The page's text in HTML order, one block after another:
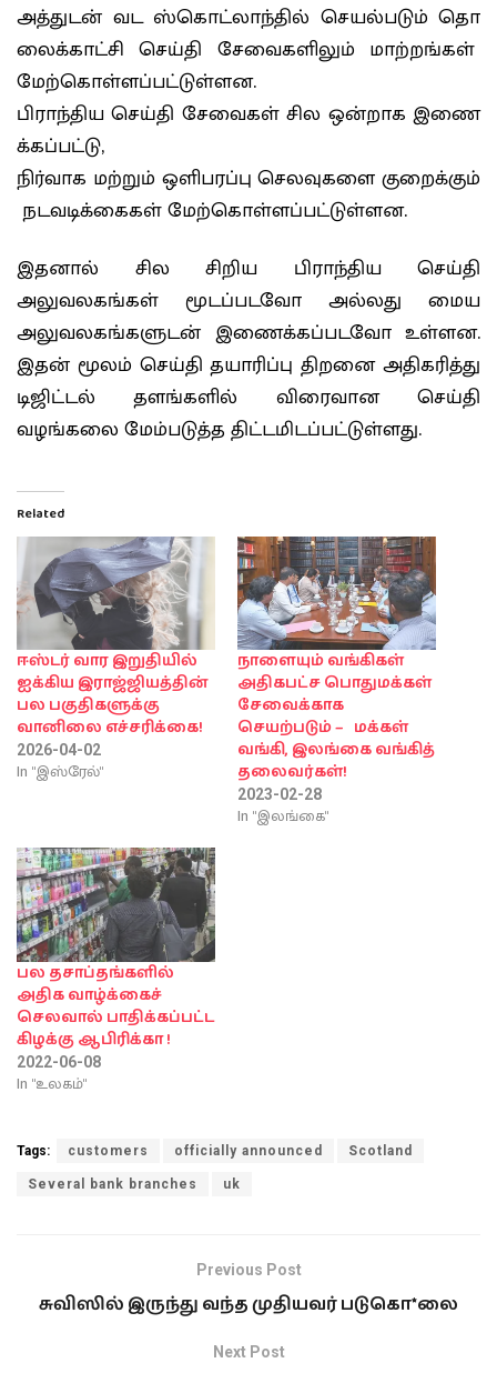
அத்துடன் வட ஸ்கொட்லாந்தில் செயல்படும் தொ
லைக்காட்சி செய்தி சேவைகளிலும் மாற்றங்கள்
மேற்கொள்ளப்பட்டுள்ளன.
பிராந்திய செய்தி சேவைகள் சில ஒன்றாக இணை
க்கப்பட்டு,
நிர்வாக மற்றும் ஒளிபரப்பு செலவுகளை குறைக்கும்
நடவடிக்கைகள் மேற்கொள்ளப்பட்டுள்ளன.
இதனால் சில சிறிய பிராந்திய செய்தி
அலுவலகங்கள் மூடப்படவோ அல்லது மைய
அலுவலகங்களுடன் இணைக்கப்படவோ உள்ளன.
இதன் மூலம் செய்தி தயாரிப்பு திறனை அதிகரித்து
டிஜிட்டல் தளங்களில் விரைவான செய்தி
வழங்கலை மேம்படுத்த திட்டமிடப்பட்டுள்ளது.
Related
ஈஸ்டர் வார இறுதியில்
ஐக்கிய இராஜ்ஜியத்தின்
பல பகுதிகளுக்கு
வானிலை எச்சரிக்கை!
2026-04-02
In "இஸ்ரேல்"
நாளையும் வங்கிகள்
அதிகபட்ச பொதுமக்கள்
சேவைக்காக
செயற்படும் – மக்கள்
வங்கி, இலங்கை வங்கித்
தலைவர்கள்!
2023-02-28
In "இலங்கை"
பல தசாப்தங்களில்
அதிக வாழ்க்கைச்
செலவால் பாதிக்கப்பட்ட
கிழக்கு ஆபிரிக்கா !
2022-06-08
In "உலகம்"
Tags: customers officially announced Scotland
Several bank branches uk
Previous Post
சுவிஸில் இருந்து வந்த முதியவர் படுகொ*லை
Next Post